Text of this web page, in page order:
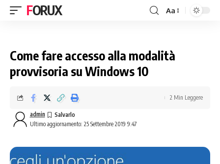
FORUX Aa
Come fare accesso alla modalità
provvisoria su Windows 10
Ultimo aggiornamento: 25 Settembre 2019 9:47
admin
2 Min Leggere